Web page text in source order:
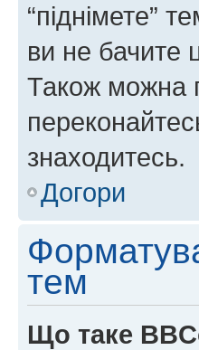
“піднімете”
ви не бачите
Також можна
знаходитесь.
Догори
тем
Що таке